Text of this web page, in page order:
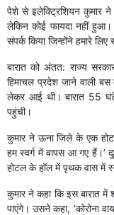
पेशे से इलेक्ट्रिशियन कुमार ने
लेकिन कोई फायदा नहीं
संपर्क किया जिन्होंने हमारे
बारात को अंतत: राज्य
हिमाचल प्रदेश जाने वाली
लेकर आई थी। बारात 55
पहुंची।
कुमार ने ऊना जिले के एक
हम स्वर्ग में वापस आ गए हैं।’
होटल के हॉल में पृथक वास में
कुमार ने कहा कि इस बारात में
पाएंगे। उसने कहा, ‘कोरोना